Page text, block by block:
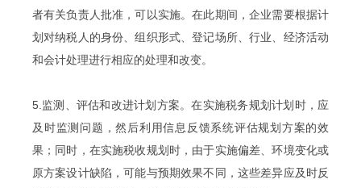
者有关负责人批准，可以实施。在此期间，企业需要根据计
划对纳税人的身份、组织形式、登记场所、行业、经济活动
和会计处理进行相应的处理和改变。
5.监测、评估和改进计划方案。在实施税务规划计划时，应
及时监测问题，然后利用信息反馈系统评估规划方案的效
果；同时，在实施税收规划时，由于实施偏差、环境变化或
原方案设计缺陷，可能与预期效果不同，这些差异应及时反